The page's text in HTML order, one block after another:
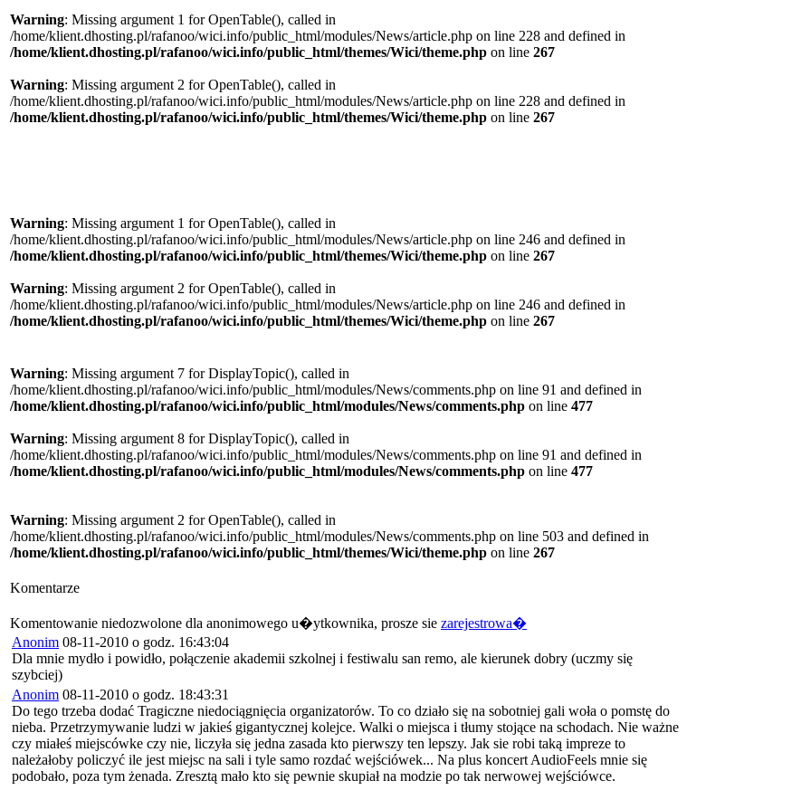
Warning: Missing argument 1 for OpenTable(), called in
/home/klient.dhosting.pl/rafanoo/wici.info/public_html/modules/News/article.php on line 228 and defined in
/home/klient.dhosting.pl/rafanoo/wici.info/public_html/themes/Wici/theme.php on line 267
Warning: Missing argument 2 for OpenTable(), called in
/home/klient.dhosting.pl/rafanoo/wici.info/public_html/modules/News/article.php on line 228 and defined in
/home/klient.dhosting.pl/rafanoo/wici.info/public_html/themes/Wici/theme.php on line 267
Warning: Missing argument 1 for OpenTable(), called in
/home/klient.dhosting.pl/rafanoo/wici.info/public_html/modules/News/article.php on line 246 and defined in
/home/klient.dhosting.pl/rafanoo/wici.info/public_html/themes/Wici/theme.php on line 267
Warning: Missing argument 2 for OpenTable(), called in
/home/klient.dhosting.pl/rafanoo/wici.info/public_html/modules/News/article.php on line 246 and defined in
/home/klient.dhosting.pl/rafanoo/wici.info/public_html/themes/Wici/theme.php on line 267
Warning: Missing argument 7 for DisplayTopic(), called in
/home/klient.dhosting.pl/rafanoo/wici.info/public_html/modules/News/comments.php on line 91 and defined in
/home/klient.dhosting.pl/rafanoo/wici.info/public_html/modules/News/comments.php on line 477
Warning: Missing argument 8 for DisplayTopic(), called in
/home/klient.dhosting.pl/rafanoo/wici.info/public_html/modules/News/comments.php on line 91 and defined in
/home/klient.dhosting.pl/rafanoo/wici.info/public_html/modules/News/comments.php on line 477
Warning: Missing argument 2 for OpenTable(), called in
/home/klient.dhosting.pl/rafanoo/wici.info/public_html/modules/News/comments.php on line 503 and defined in
/home/klient.dhosting.pl/rafanoo/wici.info/public_html/themes/Wici/theme.php on line 267
Komentarze
Komentowanie niedozwolone dla anonimowego u�ytkownika, prosze sie zarejestrowa�
Anonim 08-11-2010 o godz. 16:43:04
Dla mnie mydło i powidło, połączenie akademii szkolnej i festiwalu san remo, ale kierunek dobry (uczmy się
szybciej)
Anonim 08-11-2010 o godz. 18:43:31
Do tego trzeba dodać Tragiczne niedociągnięcia organizatorów. To co działo się na sobotniej gali woła o pomstę do
nieba. Przetrzymywanie ludzi w jakieś gigantycznej kolejce. Walki o miejsca i tłumy stojące na schodach. Nie ważne
czy miałeś miejscówke czy nie, liczyła się jedna zasada kto pierwszy ten lepszy. Jak sie robi taką impreze to
należałoby policzyć ile jest miejsc na sali i tyle samo rozdać wejściówek... Na plus koncert AudioFeels mnie się
podobało, poza tym żenada. Zresztą mało kto się pewnie skupiał na modzie po tak nerwowej wejściówce.